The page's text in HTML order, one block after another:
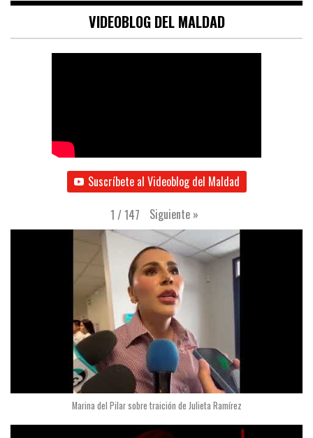
VIDEOBLOG DEL MALDAD
Suscríbete al Videoblog del Maldad
1 /147 Siguiente »
Marina del Pilar sobre traición de Julieta Ramírez